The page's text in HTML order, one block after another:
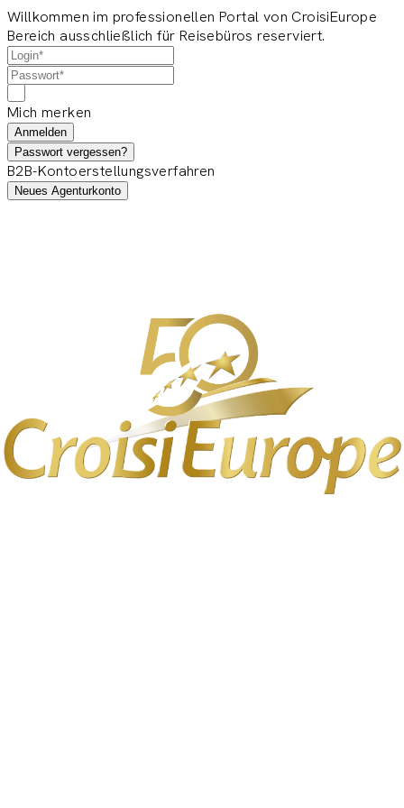
Willkommen im professionellen Portal von CroisiEurope
Bereich ausschließlich für Reisebüros reserviert.
Mich merken
Anmelden
Passwort vergessen?
B2B-Kontoerstellungsverfahren
Neues Agenturkonto